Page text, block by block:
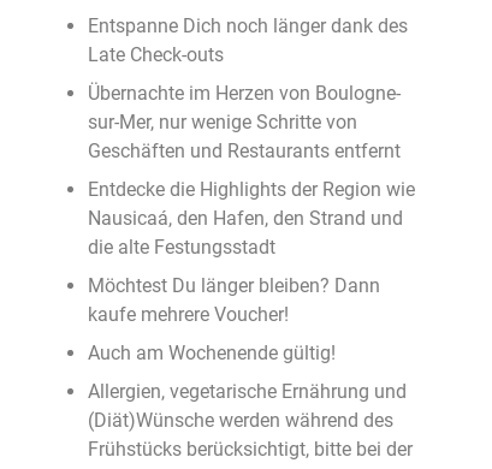
Entspanne Dich noch länger dank des
Late Check-outs
Übernachte im Herzen von Boulogne-
sur-Mer, nur wenige Schritte von
Geschäften und Restaurants entfernt
Entdecke die Highlights der Region wie
Nausicaá, den Hafen, den Strand und
die alte Festungsstadt
Möchtest Du länger bleiben? Dann
kaufe mehrere Voucher!
Auch am Wochenende gültig!
Allergien, vegetarische Ernährung und
(Diät)Wünsche werden während des
Frühstücks berücksichtigt, bitte bei der